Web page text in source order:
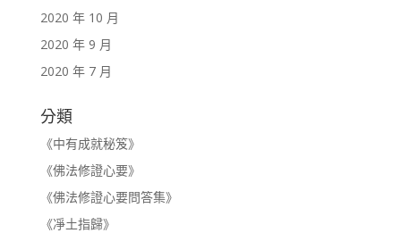
2020 年 10 月
2020 年 9 月
2020 年 7 月
分類
《中有成就秘笈》
《佛法修證心要》
《佛法修證心要問答集》
《凈土指歸》